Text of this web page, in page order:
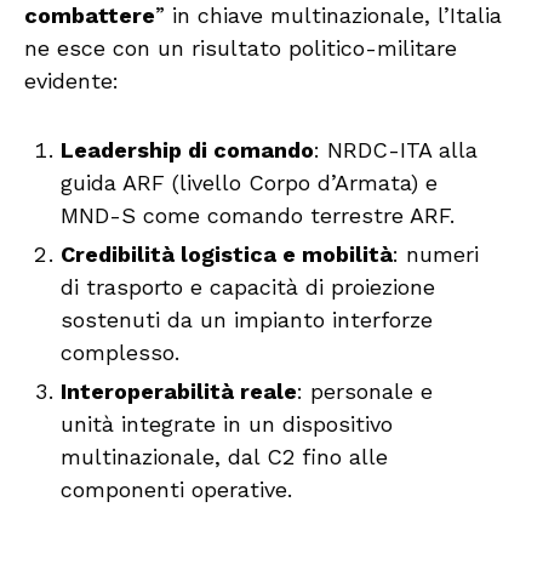
combattere” in chiave multinazionale, l’Italia
ne esce con un risultato politico-militare
evidente:
Leadership di comando: NRDC-ITA alla
guida ARF (livello Corpo d’Armata) e
MND-S come comando terrestre ARF.
Credibilità logistica e mobilità: numeri
di trasporto e capacità di proiezione
sostenuti da un impianto interforze
complesso.
Interoperabilità reale: personale e
unità integrate in un dispositivo
multinazionale, dal C2 fino alle
componenti operative.